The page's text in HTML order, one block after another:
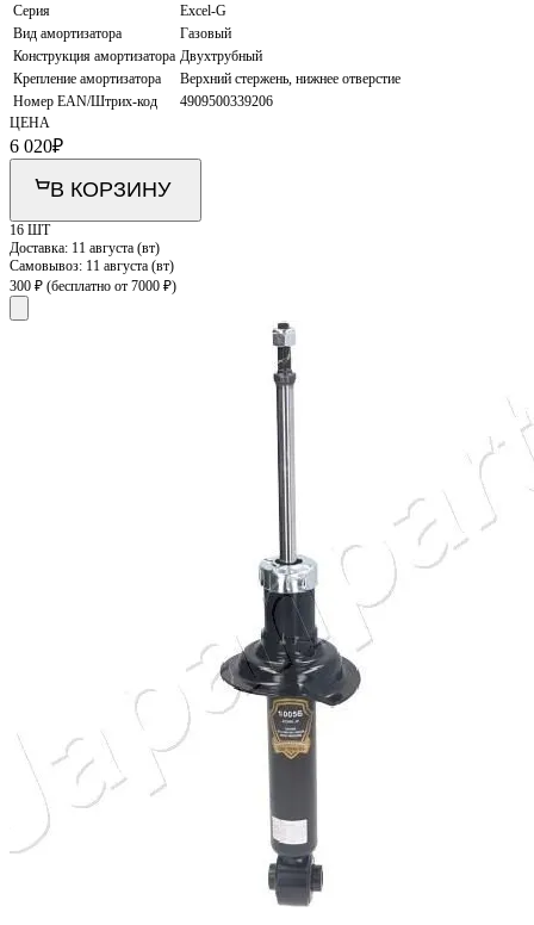
Серия
Excel-G
Вид амортизатора
Газовый
Конструкция амортизатора Двухтрубный
Крепление амортизатора
Верхний стержень, нижнее отверстие
Номер EAN/Штрих-код
4909500339206
ЦЕНА
6 020₽
В КОРЗИНУ
16 ШТ
Доставка: 11 августа (вт)
Самовывоз: 11 августа (вт)
300 ₽ (бесплатно от 7000 ₽)